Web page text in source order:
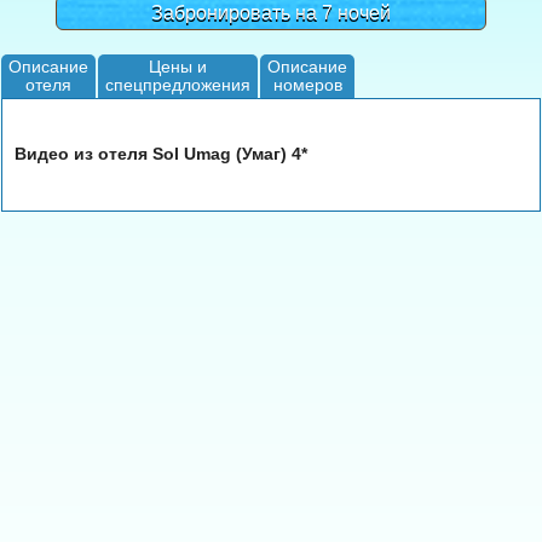
Забронировать на 7 ночей
Описание
отеля
Цены и
спецпредложения
Описание
номеров
Видео из отеля Sol Umag (Умаг) 4*